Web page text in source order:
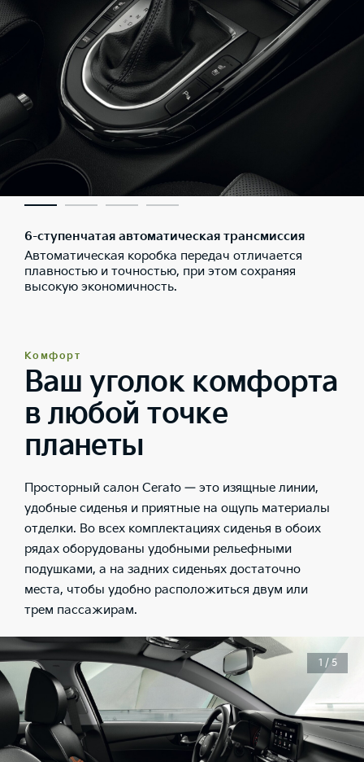
6-ступенчатая автоматическая трансмиссия
Автоматическая коробка передач отличается
плавностью и точностью, при этом сохраняя
высокую экономичность.
Комфорт
Ваш уголок комфорта
в любой точке
планеты
Просторный салон Cerato — это изящные линии,
удобные сиденья и приятные на ощупь материалы
отделки. Во всех комплектациях сиденья в обоих
рядах оборудованы удобными рельефными
подушками, а на задних сиденьях достаточно
места, чтобы удобно расположиться двум или
трем пассажирам.
1 / 5